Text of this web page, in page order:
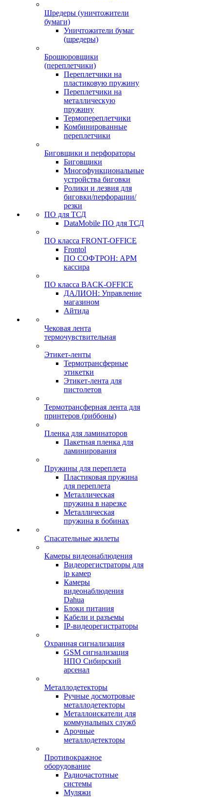
Шредеры (уничтожители
бумаги)
Уничтожители бумаг
(шредеры)
Брошюровщики
(переплетчики)
Переплетчики на
пластиковую пружину
Переплетчики на
металлическую
пружину
Термопереплетчики
Комбинированные
переплетчики
Биговщики и перфораторы
Биговщики
Многофункциональные
устройства биговки
Ролики и лезвия для
биговки/перфорации/
резки
ПО для ТСД
DataMobile ПО для ТСД
ПО класса FRONT-OFFICE
Frontol
ПО СОФТРОН: АРМ
кассира
ПО класса BACK-OFFICE
ДАЛИОН: Управление
магазином
Айтида
Чековая лента
термочувствительная
Этикет-ленты
Термотрансферные
этикетки
Этикет-лента для
пистолетов
Термотрансферная лента для
принтеров (риббоны)
Пленка для ламинаторов
Пакетная пленка для
ламинирования
Пружины для переплета
Пластиковая пружина
для переплета
Металлическая
пружина в нарезке
Металлическая
пружина в бобинах
Спасательные жилеты
Камеры видеонаблюдения
Видеорегистраторы для
ip камер
Камеры
видеонаблюдения
Dahua
Блоки питания
Кабели и разъемы
IP-видеорегистраторы
Охранная сигнализация
GSM сигнализация
НПО Сибирский
арсенал
Металлодетекторы
Ручные досмотровые
металлодетекторы
Металлоискатели для
коммунальных служб
Арочные
металлодетекторы
Противокражное
оборудование
Радиочастотные
системы
Муляжи